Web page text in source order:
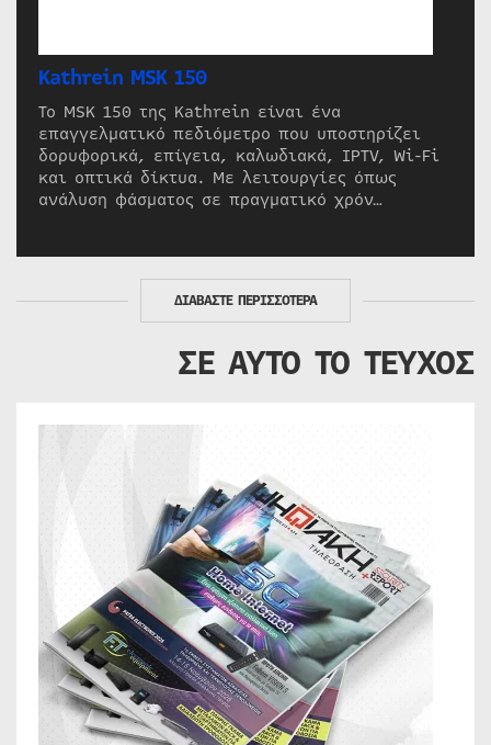
Kathrein MSK 150
Το MSK 150 της Kathrein είναι ένα
επαγγελματικό πεδιόμετρο που υποστηρίζει
δορυφορικά, επίγεια, καλωδιακά, IPTV, Wi-Fi
και οπτικά δίκτυα. Με λειτουργίες όπως
ανάλυση φάσματος σε πραγματικό χρόν…
ΔΙΑΒΑΣΤΕ ΠΕΡΙΣΣΟΤΕΡΑ
ΣΕ ΑΥΤΟ ΤΟ ΤΕΥΧΟΣ